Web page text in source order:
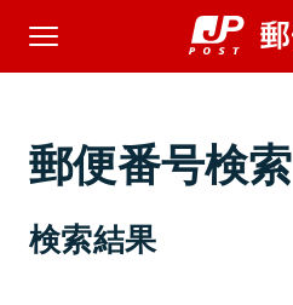
郵便番号検索
検索結果